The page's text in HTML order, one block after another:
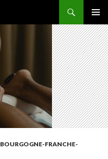
MENU
BOURGOGNE-FRANCHE-